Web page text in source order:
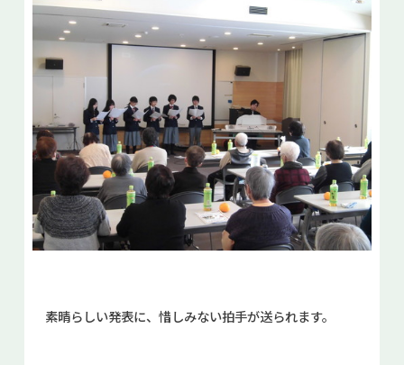
素晴らしい発表に、惜しみない拍手が送られます。